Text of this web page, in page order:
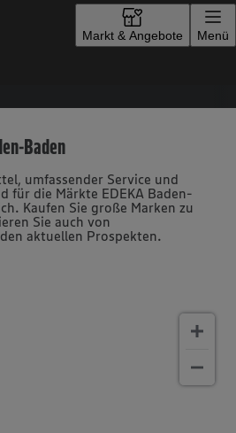
Markt & Angebote Menü
Baden
umfassender Service und
für die Märkte EDEKA Baden-
Kaufen Sie große Marken zu
Sie auch von
aktuellen Prospekten.